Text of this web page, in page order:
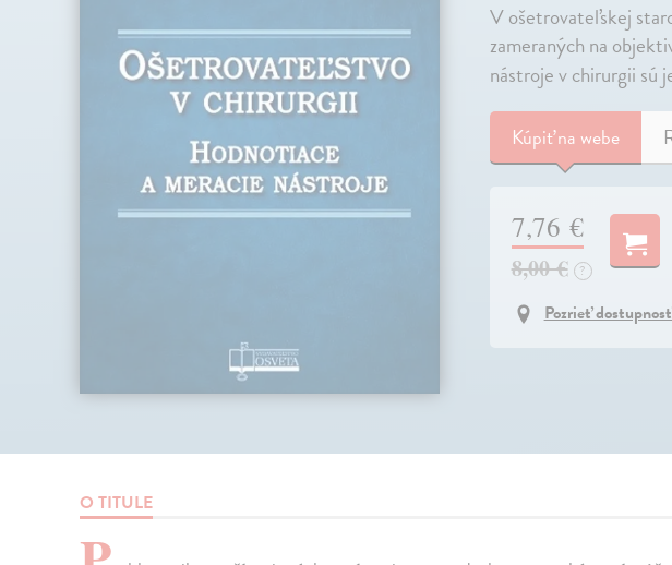
V ošetrovateľskej
zameraných na
nástroje v chirurgii sú
Kúpiťna webe
7,76 €
8,00 € ?
Pozrieť
O TITULE